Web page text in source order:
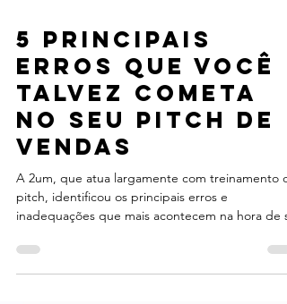
13 de abr. de 2020
5 principais
erros que você
talvez cometa
no seu pitch de
vendas
A 2um, que atua largamente com treinamento
inadequações que mais acontecem na hora de
montar